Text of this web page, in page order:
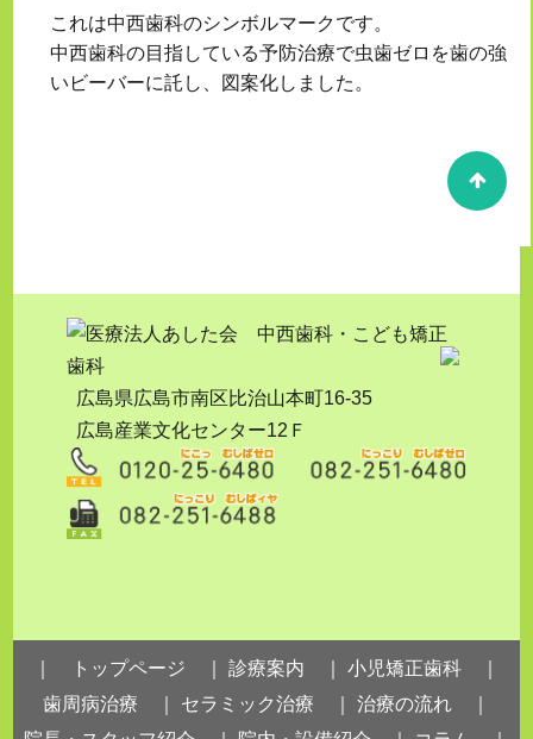
これは中西歯科のシンボルマークです。
中西歯科の目指している予防治療で虫歯ゼロを歯の強
いビーバーに託し、図案化しました。
広島県広島市南区比治山本町16-35
広島産業文化センター12Ｆ
｜ トップページ ｜ 診療案内 ｜
小児矯正歯科 ｜
歯周病治療 ｜
セラミック治療 ｜
治療の流れ ｜